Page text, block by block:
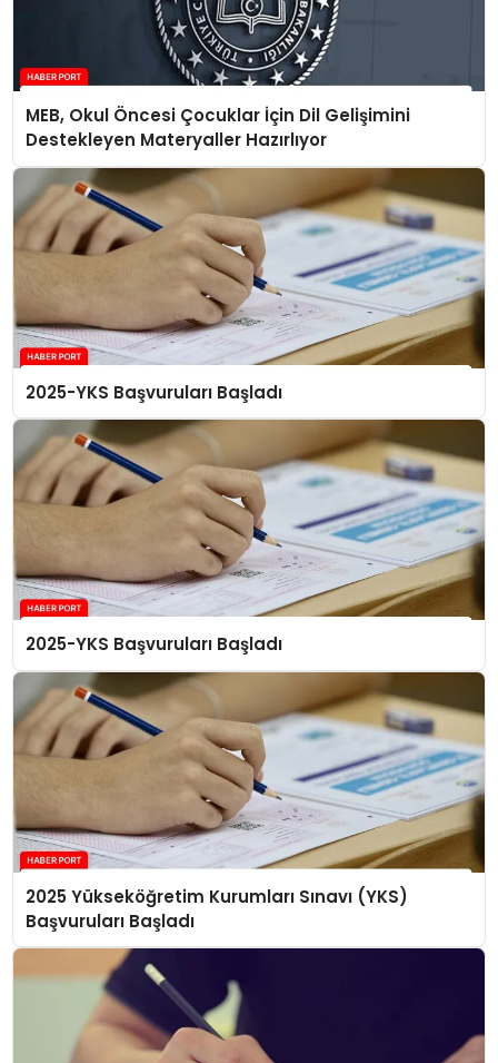
MEB, Okul Öncesi Çocuklar İçin Dil Gelişimini
Destekleyen Materyaller Hazırlıyor
2025-YKS Başvuruları Başladı
2025-YKS Başvuruları Başladı
2025 Yükseköğretim Kurumları Sınavı (YKS)
Başvuruları Başladı